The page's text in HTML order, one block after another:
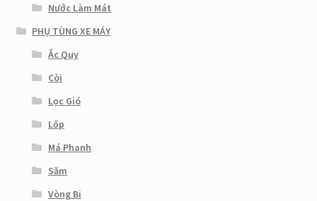
Nước Làm Mát
PHỤ TÙNG XE MÁY
Ắc Quy
Còi
Lọc Gió
Lốp
Má Phanh
Săm
Vòng Bi